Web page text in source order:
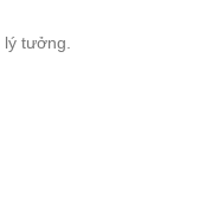
lý tưởng.